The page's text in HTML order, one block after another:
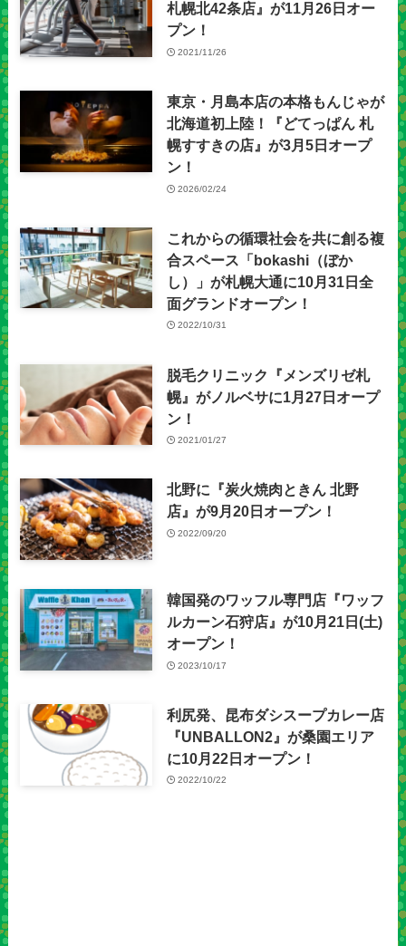
札幌北42条店』が11月26日オー
プン！
2021/11/26
東京・月島本店の本格もんじゃが
北海道初上陸！『どてっぱん 札
幌すすきの店』が3月5日オープ
ン！
2026/02/24
これからの循環社会を共に創る複
合スペース「bokashi（ぼか
し）」が札幌大通に10月31日全
面グランドオープン！
2022/10/31
脱毛クリニック『メンズリゼ札
幌』がノルベサに1月27日オープ
ン！
2021/01/27
北野に『炭火焼肉ときん 北野
店』が9月20日オープン！
2022/09/20
韓国発のワッフル専門店『ワッフ
ルカーン石狩店』が10月21日(土)
オープン！
2023/10/17
利尻発、昆布ダシスープカレー店
『UNBALLON2』が桑園エリア
に10月22日オープン！
2022/10/22